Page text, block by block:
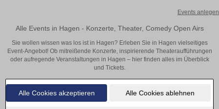
Alle Cookies akzeptieren Alle Cookies ablehnen
Events anlegen
Alle Events in Hagen - Konzerte, Theater, Comedy Open Airs
Sie wollen wissen was los ist in Hagen? Erleben Sie in Hagen vielseitiges
Event-Angebot! Ob mitreißende Konzerte, inspirierende Theateraufführungen
oder aufregende Veranstaltungen in Hagen – hier finden alles im Überblick
und Tickets.